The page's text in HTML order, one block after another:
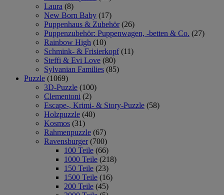
Laura (8)
New Born Baby (17)
Puppenhaus & Zubehör (26)
Puppenzubehör: Puppenwagen, -betten & Co. (27)
Rainbow High (10)
Schmink- & Frisierkopf (11)
Steffi & Evi Love (80)
Sylvanian Families (85)
Puzzle (1069)
3D-Puzzle (100)
Clementoni (2)
Escape-, Krimi- & Story-Puzzle (58)
Holzpuzzle (40)
Kosmos (31)
Rahmenpuzzle (67)
Ravensburger (700)
100 Teile (66)
1000 Teile (218)
150 Teile (23)
1500 Teile (16)
200 Teile (45)